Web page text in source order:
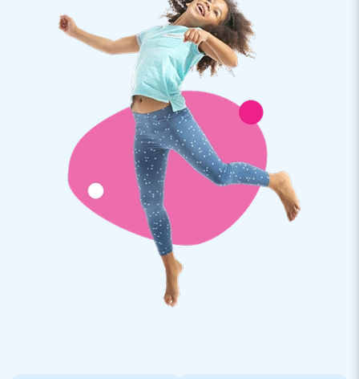
Bällebad verwenden.
Maß ohne Bad: 2,3 m × 3,6 m × 3,6 m
Die Mini Splash Hüpfburg verfügt über eine aufblasbares
Wasserbecken . Ein luftdichtes Bad kann separat gegen
einen Aufpreis von 200 € zzgl. MwSt. erworben werden.